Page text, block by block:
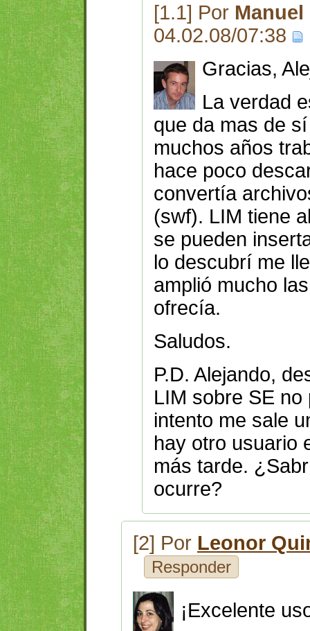
[1.1] Por
04.02.08/07:38
Gracias,
La verdad
que da mas de
muchos años
hace poco
convertía
(swf). LIM tiene
se pueden
lo descubrí me
amplió mucho
ofrecía.
Saludos.
P.D. Alejando,
LIM sobre SE
intento me sale
hay otro usuario
más tarde.
ocurre?
[2] Por Leonor
Responder
¡Excelente